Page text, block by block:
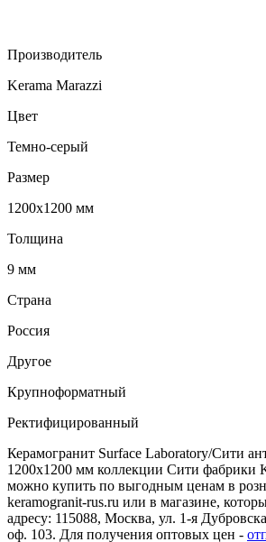
Производитель
Kerama Marazzi
Цвет
Темно-серый
Размер
1200х1200 мм
Толщина
9 мм
Страна
Россия
Другое
Крупноформатный
Ректифицированный
Керамогранит Surface Laboratory/Сити
1200х1200 мм коллекции Сити фабрики
можно купить по выгодным ценам в
keramogranit-rus.ru или в магазине,
адресу: 115088, Москва, ул. 1-я
оф. 103. Для получения оптовых цен -